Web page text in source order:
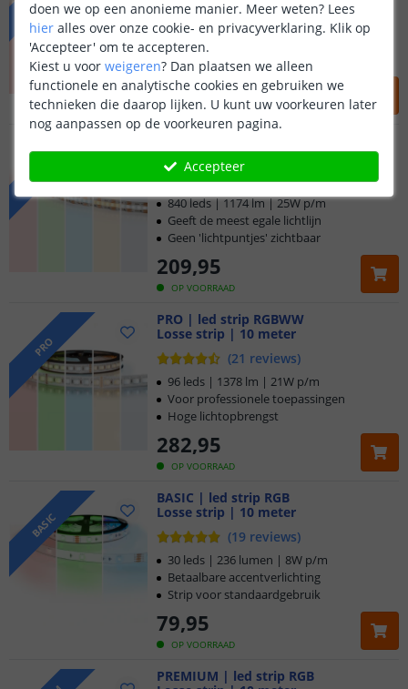
OP VOORRAAD
182,95
60 leds | 1009 lm | 17W p/m
Hoge, dimbare lichtopbrengst
De praktische allrounder
Losse strip | 10 meter
(24 reviews)
OP VOORRAAD
209,95
840 leds | 1174 lm | 25W p/m
Geeft de meest egale lichtlijn
Geen 'lichtpuntjes' zichtbaar
PRO
PRO | led strip RGBWW
Losse strip | 10 meter
(21 reviews)
OP VOORRAAD
282,95
96 leds | 1378 lm | 21W p/m
Voor professionele toepassingen
Hoge lichtopbrengst
BASIC
BASIC | led strip RGB
Losse strip | 10 meter
(19 reviews)
OP VOORRAAD
79,95
30 leds | 236 lumen | 8W p/m
Betaalbare accentverlichting
Strip voor standaardgebruik
PREMIUM | led strip RGB
doen we op een anonieme manier. Meer weten? Lees
hier alles over onze cookie- en privacyverklaring. Klik op
'Accepteer' om te accepteren.
Kiest u voor weigeren? Dan plaatsen we alleen
functionele en analytische cookies en gebruiken we
technieken die daarop lijken. U kunt uw voorkeuren later
nog aanpassen op de voorkeuren pagina.
Accepteer